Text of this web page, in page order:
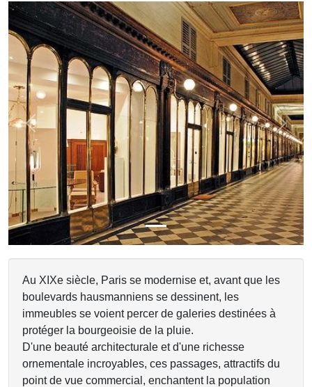
Previous Next
Au XIXe siècle, Paris se modernise et, avant que les
boulevards hausmanniens se dessinent, les
immeubles se voient percer de galeries destinées à
protéger la bourgeoisie de la pluie.
D'une beauté architecturale et d'une richesse
ornementale incroyables, ces passages, attractifs du
point de vue commercial, enchantent la population